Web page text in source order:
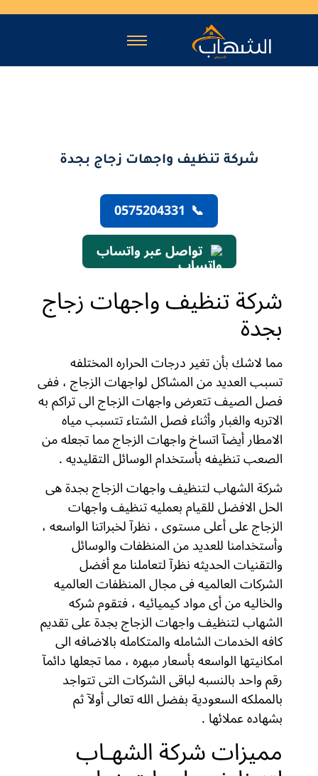
شركة تنظيف واجهات زجاج بجدة
📞
0575204331
تواصل عبر واتساب
شركة تنظيف واجهات زجاج
بجدة
مما لاشك بأن تغير درجات الحراره المختلفه
تسبب العديد من المشاكل لواجهات الزجاج ، ففى
فصل الصيف تتعرض واجهات الزجاج الى تراكم به
الاتربه والغبار وأثناء فصل الشتاء تتسبب مياه
الامطار أيضآ اتساخ واجهات الزجاج مما تجعله من
الصعب تنظيفه بأستخدام الوسائل التقليديه .
شركة الشهاب لتنظيف واجهات الزجاج بجدة هى
الحل الافضل للقيام بعمليه تنظيف واجهات
الزجاج على أعلى مستوى ، نظرآ لخبراتنا الواسعه ،
وأستخدامنا للعديد من المنظفات والوسائل
والتقنيات الحديثه نظرآ لتعاملنا مع أفضل
الشركات العالميه فى مجال المنظفات العالميه
والخاليه من أى مواد كيميائيه ، فتقوم شركه
الشهاب لتنظيف واجهات الزجاج بجدة على تقديم
كافه الخدمات الشامله والمتكامله بالاضافه الى
امكانيتها الواسعه بأسعار مبهره ، مما تجعلها دائمآ
رقم واحد بالنسبه لباقى الشركات التى تتواجد
بالمملكه السعودية بفضل الله تعالى أولآ ثم
بشهاده عملائها .
مميزات شركة الشهـاب